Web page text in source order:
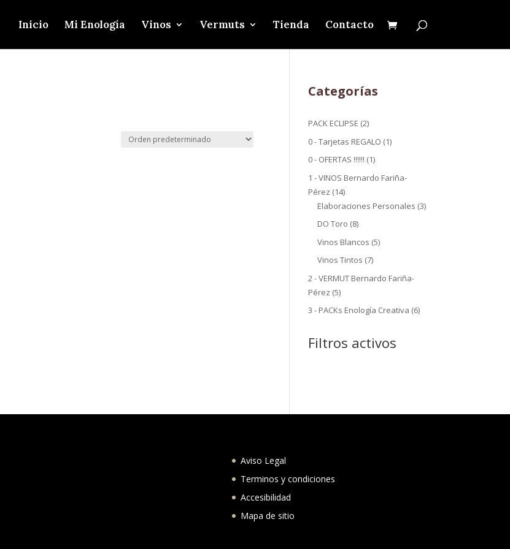
Inicio Mi Enología Vinos Vermuts Tienda Contacto
Categorías
PACK ECLIPSE 22
productos
0 - Tarjetas REGALO 11
0 - OFERTAS !!!!!! 11
producto
1 - VINOS Bernardo Fariña-
Pérez 1414
productos
Elaboraciones Personales 33
DO Toro 88
productos
Vinos Blancos 55
Vinos Tintos 77
productos
2 - VERMUT Bernardo Fariña-
Pérez 55
productos
3 - PACKs Enología Creativa 66
Filtros activos
Aviso Legal
Terminos y condiciones
Accesibilidad
Mapa de sitio